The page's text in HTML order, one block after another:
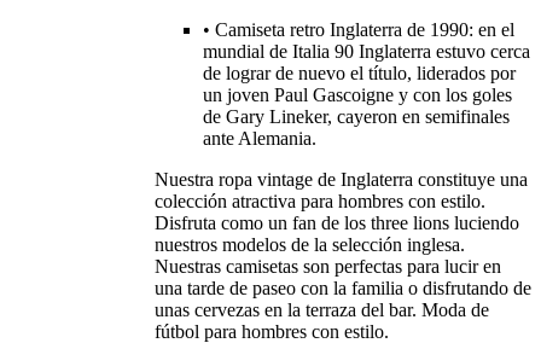
• Camiseta retro Inglaterra de 1990: en el
mundial de Italia 90 Inglaterra estuvo cerca
de lograr de nuevo el título, liderados por
un joven Paul Gascoigne y con los goles
de Gary Lineker, cayeron en semifinales
ante Alemania.
Nuestra ropa vintage de Inglaterra constituye una
colección atractiva para hombres con estilo.
Disfruta como un fan de los three lions luciendo
nuestros modelos de la selección inglesa.
Nuestras camisetas son perfectas para lucir en
una tarde de paseo con la familia o disfrutando de
unas cervezas en la terraza del bar. Moda de
fútbol para hombres con estilo.